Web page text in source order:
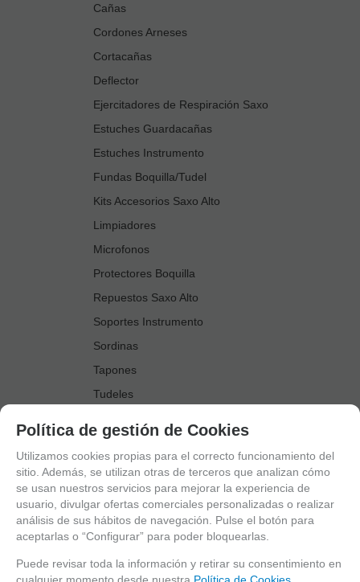
Cañas
Cordones Arneses
Cortacañas
Deflector
Ejercitadores de Respiración Saxo
Estuches Guardacañas
Estuches Instrumento
Fundas Boquilla/Tudel
Kits Accesorios Saxo Alto
Limpiadores
Microfonos
Protectores Boquilla
Repuestos Saxo Alto
Soportes Instrumento
Sordinas
Tapones
Tudeles
Accesorios Saxo Tenor
Abrazaderas
Anillo Fonico Saxo Tenor
Atriles Marcha
Boquillas
Boquilleros
Política de gestión de Cookies
Utilizamos cookies propias para el correcto funcionamiento del
sitio. Además, se utilizan otras de terceros que analizan cómo
se usan nuestros servicios para mejorar la experiencia de
usuario, divulgar ofertas comerciales personalizadas o realizar
análisis de sus hábitos de navegación. Pulse el botón para
aceptarlas o “Configurar” para poder bloquearlas.
Puede revisar toda la información y retirar su consentimiento en